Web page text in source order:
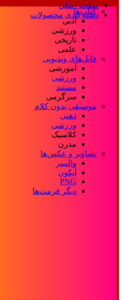
صفحه اصلی
دسته بندی محصولات
کتاب‌ها
ادبی
ورزشی
تاریخی
علمی
فایل‌های ویدیویی
آموزشی
ورزشی
مستند
سرگرمی
موسیقی بدون کلام
ذهنی
ورزشی
کلاسیک
مدرن
تصاویر و عکس‌ها
والپیپر
آیکون
PNG
دیگر فرمت‌ها